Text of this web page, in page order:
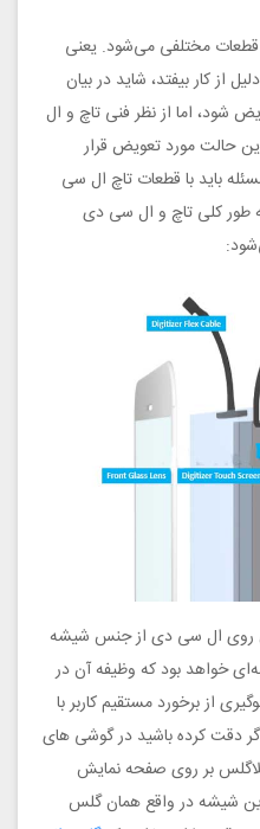
مختلفی می‌شود. یعنی
از کار بیفتد، شاید در بیان
شود، اما از نظر فنی تاچ و ال
حالت مورد تعویض قرار
باید با قطعات تاچ ال سی
طور کلی تاچ و ال سی دی
ال سی دی از جنس شیشه
خواهد بود که وظیفه آن در
از برخورد مستقیم کاربر با
دقت کرده باشید در گوشی های
بر روی صفحه نمایش
شیشه در واقع همان گلس